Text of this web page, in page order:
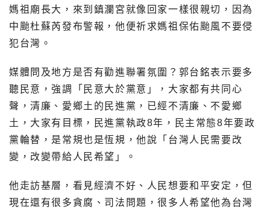
媽祖廟長大，來到鎮瀾宮就像回家一樣很親切，因為
中颱杜蘇芮發布警報，他便祈求媽祖保佑颱風不要侵
犯台灣。
媒體問及地方是否有勸進聯署氛圍？郭台銘表示要多
聽民意，強調「民意大於黨意」，大家都有共同心
聲，清廉、愛鄉土的民進黨，已經不清廉、不愛鄉
土，大家有目標，民進黨執政8年，民主常態8年要政
黨輪替，是常規也是恆規，他說「台灣人民需要改
變，改變帶給人民希望」。
他走訪基層，看見經濟不好、人民想要和平安定，但
現在還有很多貪腐、司法問題，很多人希望他為台灣